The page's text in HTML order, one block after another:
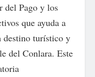
del Pago y los
que ayuda a
destino turístico y
del Conlara. Este